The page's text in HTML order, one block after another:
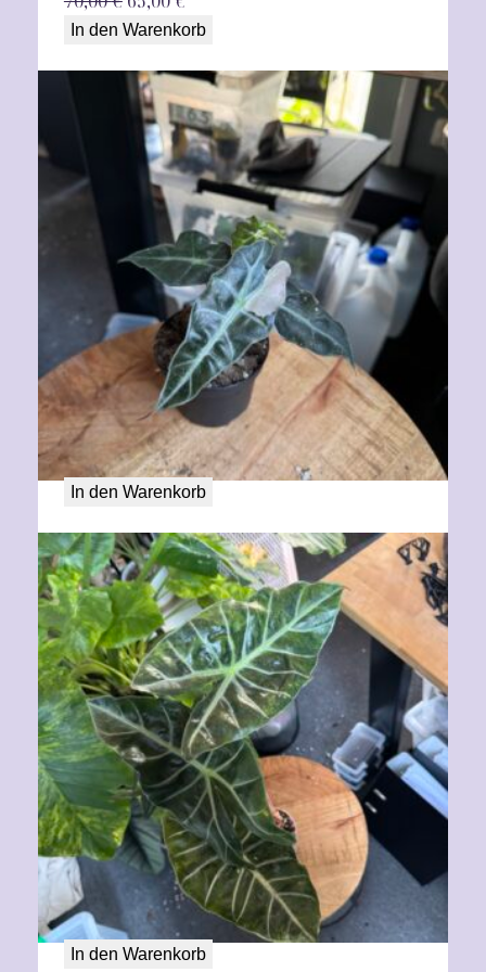
Preis
70,00 €
Preis
65,00 €.
In den Warenkorb
Alocasia Amazonica Pink variegata
50,00€
In den Warenkorb
Alocasia Aurora aurea variegata XL
80,00€
In den Warenkorb